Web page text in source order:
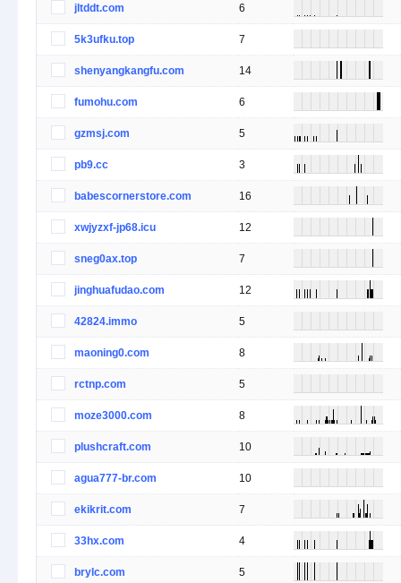
jltddt.com 6
5k3ufku.top 7
shenyangkangfu.com 14
fumohu.com 6
gzmsj.com 5
pb9.cc 3
babescornerstore.com 16
xwjyzxf-jp68.icu 12
sneg0ax.top 7
jinghuafudao.com 12
42824.immo 5
maoning0.com 8
rctnp.com 5
moze3000.com 8
plushcraft.com 10
agua777-br.com 10
ekikrit.com 7
33hx.com 4
brylc.com 5